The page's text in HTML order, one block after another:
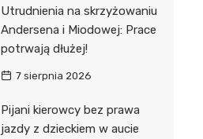
Utrudnienia na skrzyżowaniu
Andersena i Miodowej: Prace
potrwają dłużej!
7 sierpnia 2026
Pijani kierowcy bez prawa
jazdy z dzieckiem w aucie